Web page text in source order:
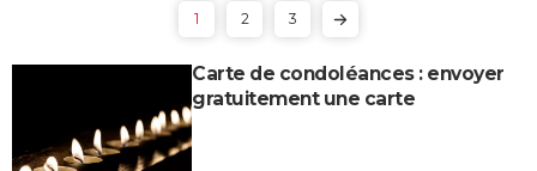
1 2 3
Carte de condoléances : envoyer
gratuitement une carte